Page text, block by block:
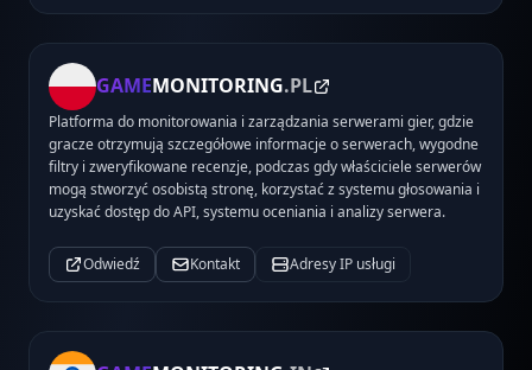
GAMEMONITORING.PL
Platforma do monitorowania i zarządzania serwerami gier, gdzie
gracze otrzymują szczegółowe informacje o serwerach, wygodne
filtry i zweryfikowane recenzje, podczas gdy właściciele serwerów
mogą stworzyć osobistą stronę, korzystać z systemu głosowania i
uzyskać dostęp do API, systemu oceniania i analizy serwera.
Odwiedź Kontakt Adresy IP usługi